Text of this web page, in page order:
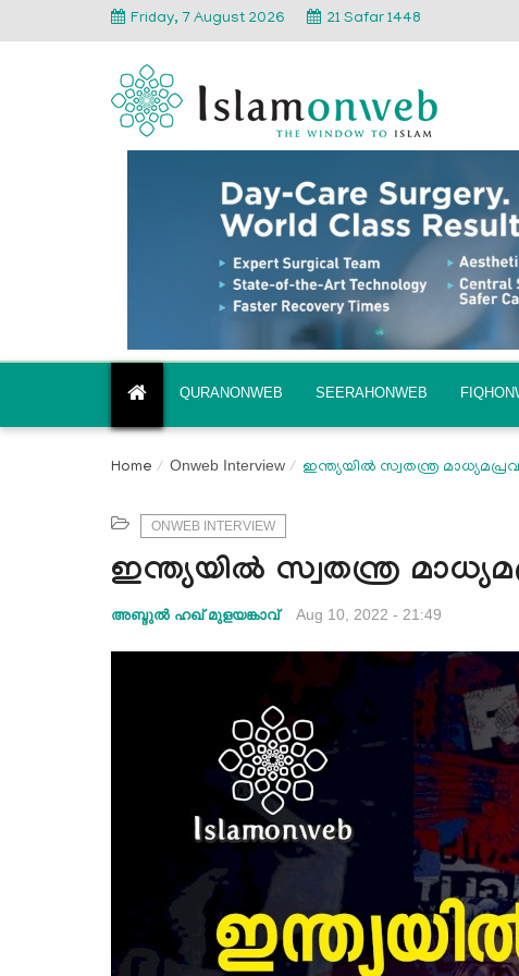
Friday, 7 August 2026 21 Safar 1448
QURANONWEB SEERAHONWEB
Home Onweb Interview ഇന്ത്യയില്‍ സ്വതന്ത്ര
ONWEB INTERVIEW
ഇന്ത്യയില്‍ സ്വതന്ത്ര
അബ്ദുല്‍ ഹഖ് മുളയങ്കാവ് Aug 10, 2022 - 21:49